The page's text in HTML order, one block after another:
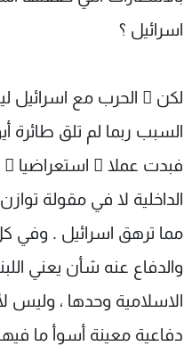
اسرائيل ؟
لكن ّ الحرب مع اسرائيل
السبب ربما لم تلق طائرة
فبدت عملا ً استعراضيا
الداخلية لا في مقولة
مما ترهق اسرائيل . وفي
والدفاع عنه شأن يعني
الاسلامية وحدها ،
دفاعية معينة أسوأ ما